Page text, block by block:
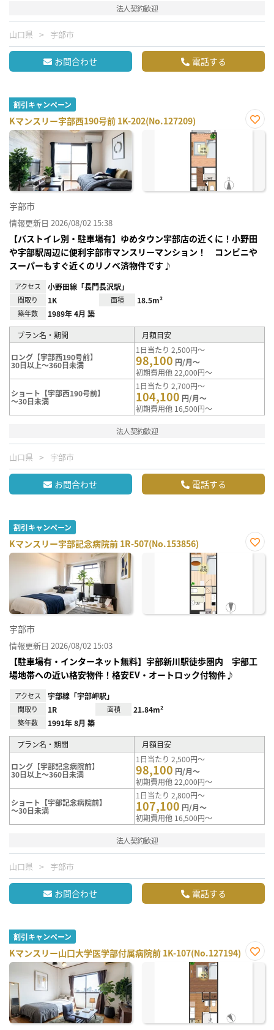
法人契約歓迎
山口県 宇部市
お問合わせ 電話する
割引キャンペーン
Kマンスリー宇部西190号前 1K-202(No.127209)
お気
宇部市
情報更新日 2026/08/02 15:38
【バストイレ別・駐車場有】ゆめタウン宇部店の近くに！小野田
や宇部駅周辺に便利宇部市マンスリーマンション！ コンビニや
スーパーもすぐ近くのリノベ済物件です♪
アクセス 小野田線「長門長沢駅」
間取り 1K 面積 18.5m²
築年数 1989年 4月 築
プラン名・期間 月額目安
ロング【宇部西190号前】
30日以上～360日未満
1日当たり 2,500円～
98,100 円/月～
初期費用他 22,000円～
ショート【宇部西190号前】
～30日未満
1日当たり 2,700円～
104,100 円/月～
初期費用他 16,500円～
法人契約歓迎
山口県 宇部市
お問合わせ 電話する
割引キャンペーン
Kマンスリー宇部記念病院前 1R-507(No.153856)
お気
宇部市
情報更新日 2026/08/02 15:03
【駐車場有・インターネット無料】宇部新川駅徒歩圏内 宇部工
場地帯への近い格安物件！格安EV・オートロック付物件♪
アクセス 宇部線「宇部岬駅」
間取り 1R 面積 21.84m²
築年数 1991年 8月 築
プラン名・期間 月額目安
ロング【宇部記念病院前】
30日以上～360日未満
1日当たり 2,500円～
98,100 円/月～
初期費用他 22,000円～
ショート【宇部記念病院前】
～30日未満
1日当たり 2,800円～
107,100 円/月～
初期費用他 16,500円～
法人契約歓迎
山口県 宇部市
お問合わせ 電話する
割引キャンペーン
Kマンスリー山口大学医学部付属病院前 1K-107(No.127194)
お気